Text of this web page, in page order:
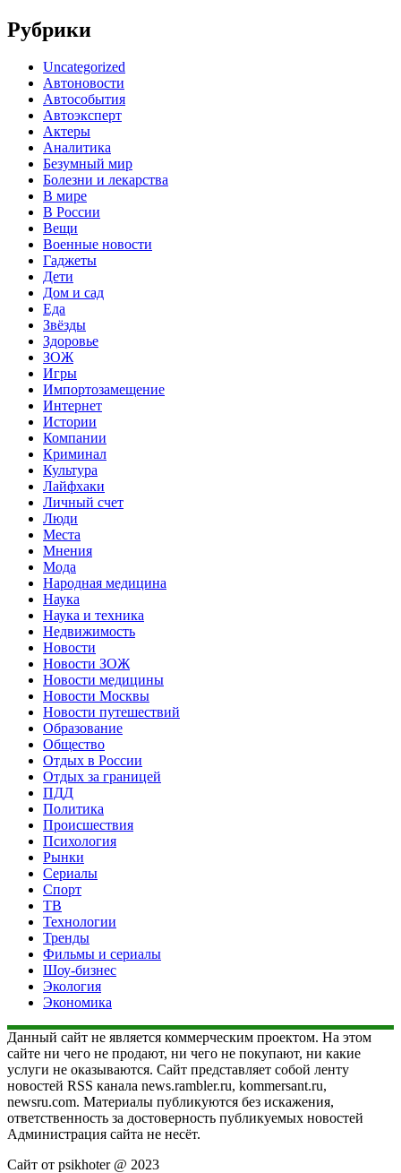
Рубрики
Uncategorized
Автоновости
Автособытия
Автоэксперт
Актеры
Аналитика
Безумный мир
Болезни и лекарства
В мире
В России
Вещи
Военные новости
Гаджеты
Дети
Дом и сад
Еда
Звёзды
Здоровье
ЗОЖ
Игры
Импортозамещение
Интернет
Истории
Компании
Криминал
Культура
Лайфхаки
Личный счет
Люди
Места
Мнения
Мода
Народная медицина
Наука
Наука и техника
Недвижимость
Новости
Новости ЗОЖ
Новости медицины
Новости Москвы
Новости путешествий
Образование
Общество
Отдых в России
Отдых за границей
ПДД
Политика
Происшествия
Психология
Рынки
Сериалы
Спорт
ТВ
Технологии
Тренды
Фильмы и сериалы
Шоу-бизнес
Экология
Экономика
Данный сайт не является коммерческим проектом. На этом
сайте ни чего не продают, ни чего не покупают, ни какие
услуги не оказываются. Сайт представляет собой ленту
новостей RSS канала news.rambler.ru, kommersant.ru,
newsru.com. Материалы публикуются без искажения,
ответственность за достоверность публикуемых новостей
Администрация сайта не несёт.
Сайт от psikhoter @ 2023